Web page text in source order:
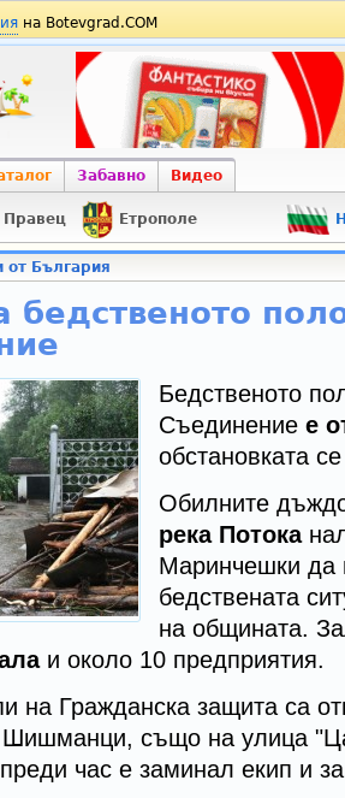
на Botevgrad.COM
Забавно Видео
Правец Етрополе
от България
бедственото
Бедственото
Съединение е
обстановката
Обилните
река Потока
Маринчешки да
бедствената
на общината.
и около 10 предприятия.
на Гражданска защита са
също на улица
час е заминал екип и